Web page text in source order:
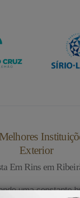
Exterior
Em Rins em
uma constante